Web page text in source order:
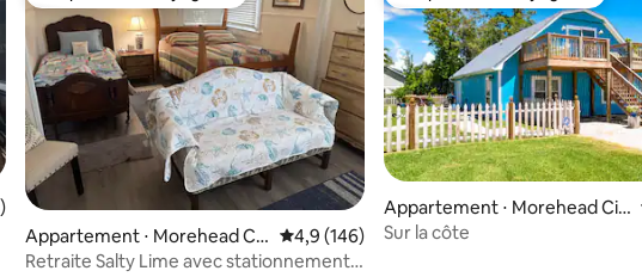
sur la base de 134 commentaires : 4,91 sur 5
Appartement ⋅ Morehead Cit
y
Évaluation moyenne sur la base de 146
4,9 (146)
Retraite Salty Lime avec stationnement
Appartement ⋅ Morehead Cit
y
Sur la côte